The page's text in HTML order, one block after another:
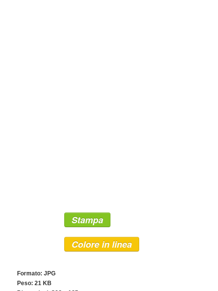
Stampa
Colore in linea
Formato: JPG
Peso: 21 KB